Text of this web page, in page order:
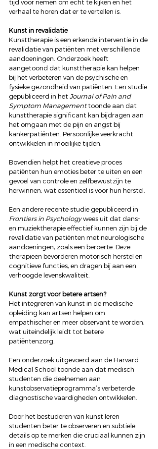
tijd voor nemen om echt te kijken en het
verhaal te horen dat er te vertellen is.
Kunst in revalidatie
Kunsttherapie is een erkende interventie in de
revalidatie van patiënten met verschillende
aandoeningen. Onderzoek heeft
aangetoond dat kunsttherapie kan helpen
bij het verbeteren van de psychische en
fysieke gezondheid van patiënten. Een studie
gepubliceerd in het Journal of Pain and
Symptom Management toonde aan dat
kunsttherapie significant kan bijdragen aan
het omgaan met de pijn en angst bij
kankerpatiënten. Persoonlijke veerkracht
ontwikkelen in moeilijke tijden.
Bovendien helpt het creatieve proces
patiënten hun emoties beter te uiten en een
gevoel van controle en zelfbewustzijn te
herwinnen, wat essentieel is voor hun herstel.
Een andere recente studie gepubliceerd in
Frontiers in Psychology wees uit dat dans-
en muziektherapie effectief kunnen zijn bij de
revalidatie van patiënten met neurologische
aandoeningen, zoals een beroerte. Deze
therapieën bevorderen motorisch herstel en
cognitieve functies, en dragen bij aan een
verhoogde levenskwaliteit.
Kunst zorgt voor betere artsen?
Het integreren van kunst in de medische
opleiding kan artsen helpen om
empathischer en meer observant te worden,
wat uiteindelijk leidt tot betere
patiëntenzorg.
Een onderzoek uitgevoerd aan de Harvard
Medical School toonde aan dat medisch
studenten die deelnemen aan
kunstobservatieprogramma’s verbeterde
diagnostische vaardigheden ontwikkelen.
Door het bestuderen van kunst leren
studenten beter te observeren en subtiele
details op te merken die cruciaal kunnen zijn
in een medische context.